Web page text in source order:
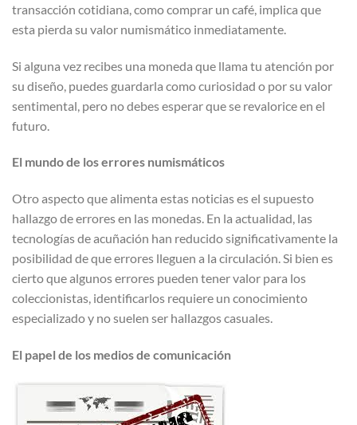
transacción cotidiana, como comprar un café, implica que
esta pierda su valor numismático inmediatamente.
Si alguna vez recibes una moneda que llama tu atención por
su diseño, puedes guardarla como curiosidad o por su valor
sentimental, pero no debes esperar que se revalorice en el
futuro.
El mundo de los errores numismáticos
Otro aspecto que alimenta estas noticias es el supuesto
hallazgo de errores en las monedas. En la actualidad, las
tecnologías de acuñación han reducido significativamente la
posibilidad de que errores lleguen a la circulación. Si bien es
cierto que algunos errores pueden tener valor para los
coleccionistas, identificarlos requiere un conocimiento
especializado y no suelen ser hallazgos casuales.
El papel de los medios de comunicación